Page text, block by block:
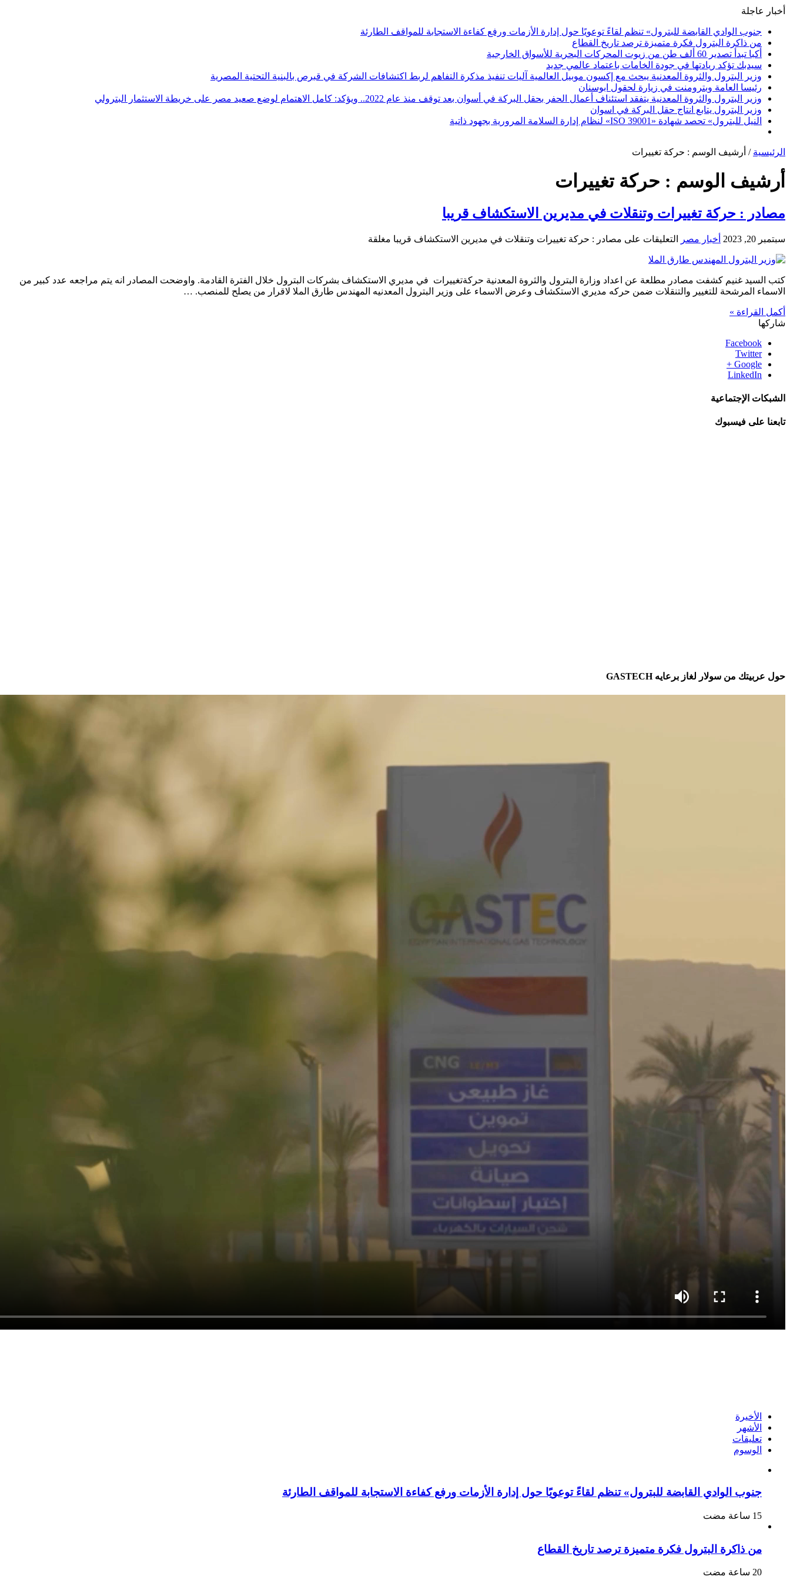
أخبار عاجلة
جنوب الوادي القابضة للبترول» تنظم لقاءً توعويًا حول إدارة الأزمات ورفع كفاءة الاستجابة للمواقف الطارئة
من ذاكرة البترول فكرة متميزة ترصد تاريخ القطاع
أكبا تبدأ تصدير 60 ألف طن من زيوت المحركات البحرية للأسواق الخارجية
سيدبك تؤكد ريادتها في جودة الخامات باعتماد عالمي جديد
وزير البترول والثروة المعدنية يبحث مع إكسون موبيل العالمية آليات تنفيذ مذكرة التفاهم لربط اكتشافات الشركة في قبرص بالبنية التحتية المصرية
رئيسا العامة وبترومنت في زيارة لحقول ابوسنان
وزير البترول والثروة المعدنية يتفقد استئناف أعمال الحفر بحقل البركة في أسوان بعد توقف منذ عام 2022.. ويؤكد: كامل الاهتمام لوضع صعيد مصر على خريطة الاستثمار البترولي
وزير البترول يتابع انتاج حقل البركة في اسوان
النيل للبترول» تحصد شهادة «ISO 39001» لنظام إدارة السلامة المرورية بجهود ذاتية
الرئيسية / أرشيف الوسم : حركة تغييرات
أرشيف الوسم : حركة تغييرات
مصادر : حركة تغييرات وتنقلات في مديرين الاستكشاف قريبا
سبتمبر 20, 2023 أخبار مصر التعليقات على مصادر : حركة تغييرات وتنقلات في مديرين الاستكشاف قريبا مغلقة
كتب السيد غنيم كشفت مصادر مطلعة عن اعداد وزارة البترول والثروة المعدنية حركةتغييرات في مديري الاستكشاف بشركات البترول خلال الفترة القادمة. واوضحت المصادر انه يتم مراجعه عدد كبير من
الاسماء المرشحة للتغيير والتنقلات ضمن حركه مديري الاستكشاف وعرض الاسماء على وزير البترول المعدنيه المهندس طارق الملا لاقرار من يصلح للمنصب. …
أكمل القراءة »
شاركها
Facebook
Twitter
Google +
LinkedIn
الشبكات الإجتماعية
تابعنا على فيسبوك
حول عربيتك من سولار لغاز برعايه GASTECH
الأخيرة
الأشهر
تعليقات
الوسوم
جنوب الوادي القابضة للبترول» تنظم لقاءً توعويًا حول إدارة الأزمات ورفع كفاءة الاستجابة للمواقف الطارئة
من ذاكرة البترول فكرة متميزة ترصد تاريخ القطاع